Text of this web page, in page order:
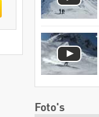
Foto's